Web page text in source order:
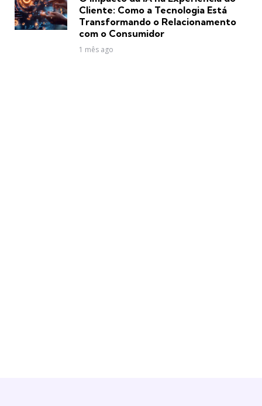
Cliente: Como a Tecnologia Está
Transformando o Relacionamento
com o Consumidor
1 mês ago